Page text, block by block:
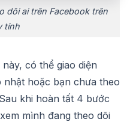
dõi ai trên Facebook trên
tính
có thể giao diện
hoặc bạn chưa theo
khi hoàn tất 4 bước
mình đang theo dõi